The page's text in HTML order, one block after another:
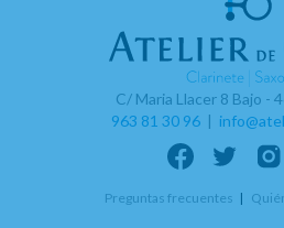
C/ Maria Llacer 8 Bajo -
963 81 30 96|
Preguntas frecuentes